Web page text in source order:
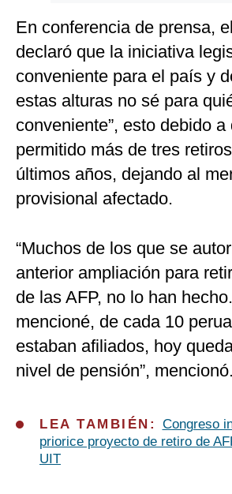
En conferencia de prensa,
declaró que la iniciativa
conveniente para el país y
estas alturas no sé para
conveniente”, esto debido
permitido más de tres
últimos años, dejando al
provisional afectado.
“Muchos de los que se
anterior ampliación para
de las AFP, no lo han
mencioné, de cada 10
estaban afiliados, hoy
nivel de pensión”, mencionó.
LEA TAMBIÉN: Congreso
priorice proyecto de retiro de
UIT